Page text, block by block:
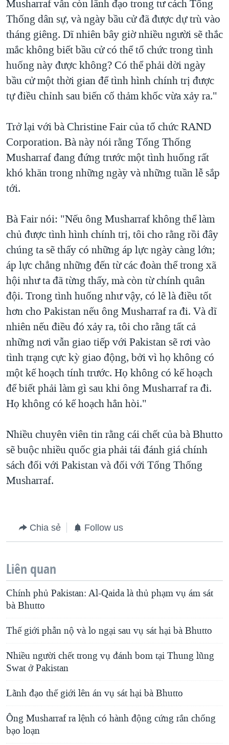
Musharraf vẫn còn lãnh đạo trong tư cách Tổng
Thống dân sự, và ngày bầu cử đã được dự trù vào
tháng giêng. Dĩ nhiên bây giờ nhiều người sẽ thắc
mắc không biết bầu cử có thể tổ chức trong tình
huống này được không? Có thể phải dời ngày
bầu cử một thời gian để tình hình chính trị được
tự điều chỉnh sau biến cố thảm khốc vừa xảy ra."
Trở lại với bà Christine Fair của tổ chức RAND
Corporation. Bà này nói rằng Tổng Thống
Musharraf đang đứng trước một tình huống rất
khó khăn trong những ngày và những tuần lễ sắp
tới.
Bà Fair nói: "Nếu ông Musharraf không thể làm
chủ được tình hình chính trị, tôi cho rằng rồi đây
chúng ta sẽ thấy có những áp lực ngày càng lớn;
áp lực chẳng những đến từ các đoàn thể trong xã
hội như ta đã từng thấy, mà còn từ chính quân
đội. Trong tình huống như vậy, có lẽ là điều tốt
hơn cho Pakistan nếu ông Musharraf ra đi. Và dĩ
nhiên nếu điều đó xảy ra, tôi cho rằng tất cả
những nơi vẫn giao tiếp với Pakistan sẽ rơi vào
tình trạng cực kỳ giao động, bởi vì họ không có
một kế hoạch tính trước. Họ không có kế hoạch
để biết phải làm gì sau khi ông Musharraf ra đi.
Họ không có kế hoạch hẳn hòi."
Nhiều chuyên viên tin rằng cái chết của bà Bhutto
sẽ buộc nhiều quốc gia phải tái đánh giá chính
sách đối với Pakistan và đối với Tổng Thống
Musharraf.
Chia sẻ Follow us
Liên quan
Chính phủ Pakistan: Al-Qaida là thủ phạm vụ ám sát
bà Bhutto
Thế giới phẫn nộ và lo ngại sau vụ sát hại bà Bhutto
Nhiều người chết trong vụ đánh bom tại Thung lũng
Swat ở Pakistan
Lãnh đạo thế giới lên án vụ sát hại bà Bhutto
Ông Musharraf ra lệnh có hành động cứng rắn chống
bạo loạn